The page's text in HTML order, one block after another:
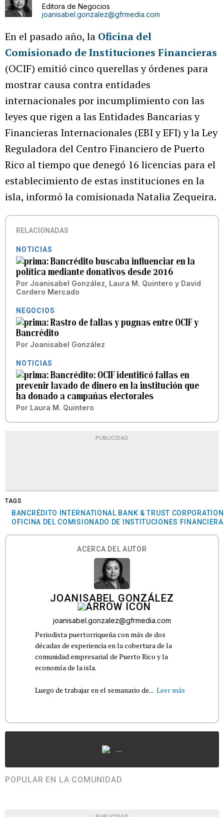
Editora de Negocios
joanisabel.gonzalez@gfrmedia.com
En el pasado año, la Oficina del
Comisionado de Instituciones Financieras
(OCIF) emitió cinco querellas y órdenes para
mostrar causa contra entidades
internacionales por incumplimiento con las
leyes que rigen a las Entidades Bancarias y
Financieras Internacionales (EBI y EFI) y la Ley
Reguladora del Centro Financiero de Puerto
Rico al tiempo que denegó 16 licencias para el
establecimiento de estas instituciones en la
isla, informó la comisionada Natalia Zequeira.
RELACIONADAS
NOTICIAS
Bancrédito buscaba influenciar en la
política mediante donativos desde 2016
Por Joanisabel González Laura M. Quintero y David
Cordero Mercado
NEGOCIOS
Rastro de fallas y pugnas entre OCIF y
Bancrédito
Por Joanisabel González
NOTICIAS
Bancrédito: OCIF identificó fallas en
prevenir lavado de dinero en la institución que
ha donado a campañas electorales
Por Laura M. Quintero
PUBLICIDAD
TAGS
BANCRÉDITO INTERNATIONAL BANK & TRUST CORPORATION
OFICINA DEL COMISIONADO DE INSTITUCIONES
ACERCA DEL AUTOR
JOANISABEL GONZÁLEZ
joanisabel.gonzalez@gfrmedia.com
Periodista puertorriqueña con más de dos
décadas de experiencia en la cobertura de la
comunidad empresarial de Puerto Rico y la
economía de la isla.
Luego de trabajar en el semanario de... Leer más
...
POPULAR EN LA COMUNIDAD